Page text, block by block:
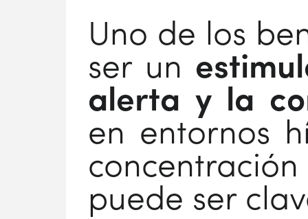
Uno de los
ser un
alerta y la
en entornos
puede ser